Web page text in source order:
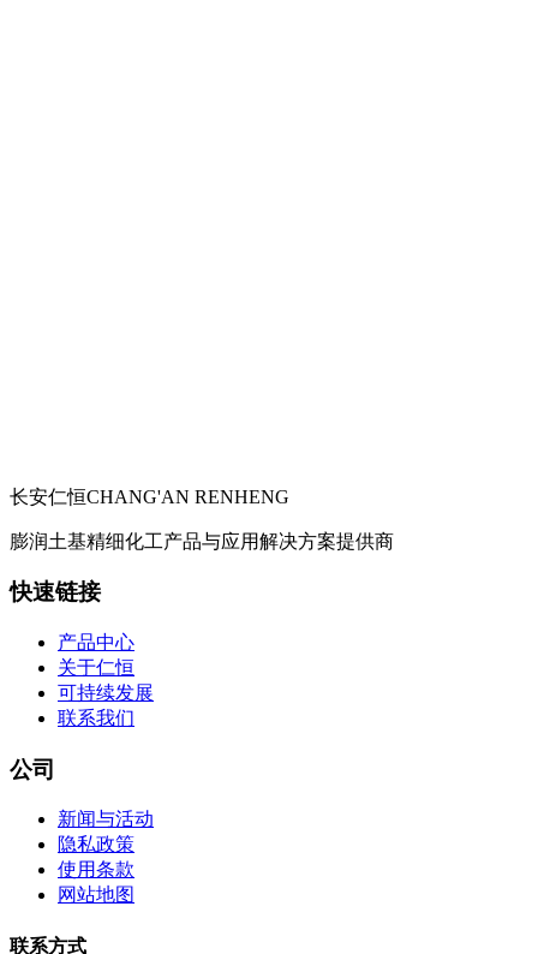
长安仁恒CHANG'AN RENHENG
膨润土基精细化工产品与应用解决方案提供商
快速链接
产品中心
关于仁恒
可持续发展
联系我们
公司
新闻与活动
隐私政策
使用条款
网站地图
联系方式